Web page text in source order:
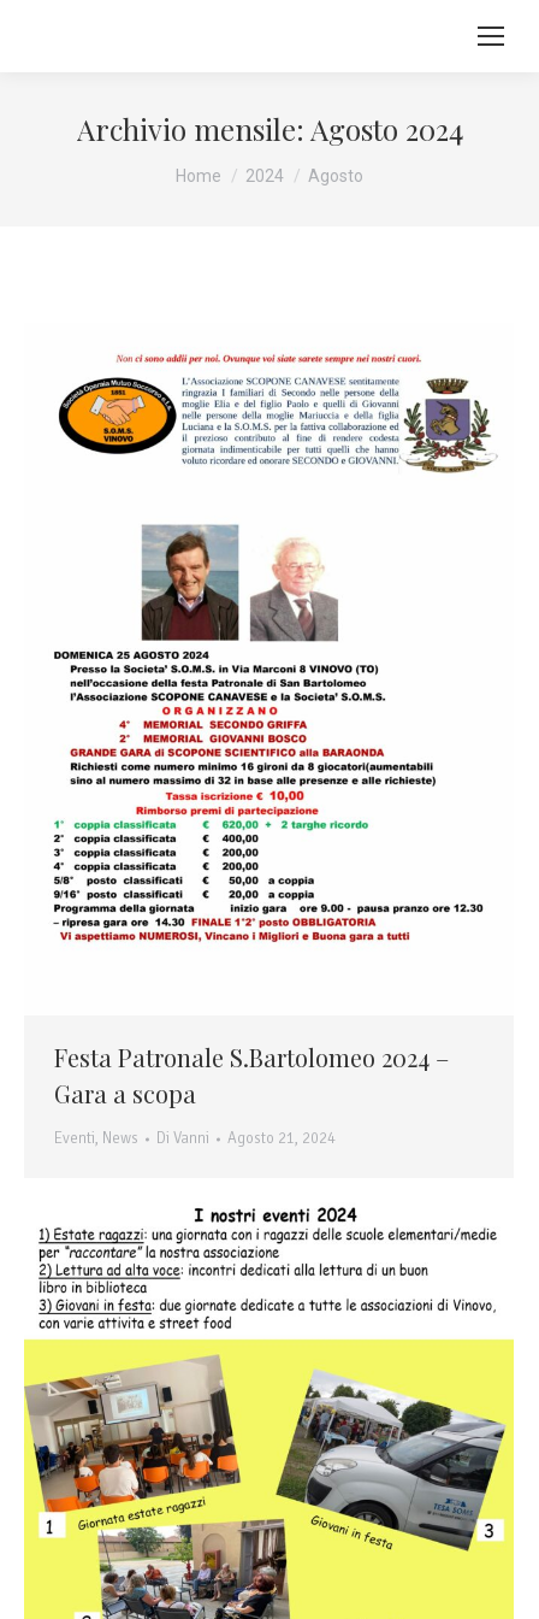
Archivio mensile: Agosto 2024
Tu sei qui:
Home 2024 Agosto
Festa Patronale S.Bartolomeo 2024 –
Gara a scopa
Eventi, News Di Vanni Agosto 21, 2024